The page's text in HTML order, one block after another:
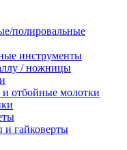
полировальные
инструменты
/ ножницы
отбойные молотки
гайковерты